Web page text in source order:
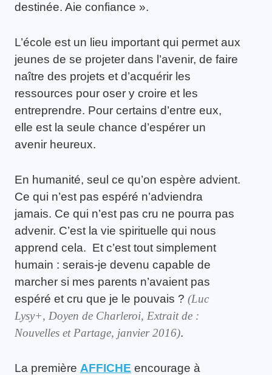
destinée. Aie confiance ».
L’école est un lieu important qui permet aux
jeunes de se projeter dans l’avenir, de faire
naître des projets et d’acquérir les
ressources pour oser y croire et les
entreprendre. Pour certains d’entre eux,
elle est la seule chance d’espérer un
avenir heureux.
En humanité, seul ce qu’on espère advient.
Ce qui n’est pas espéré n’adviendra
jamais. Ce qui n’est pas cru ne pourra pas
advenir. C’est la vie spirituelle qui nous
apprend cela. Et c’est tout simplement
humain : serais-je devenu capable de
marcher si mes parents n’avaient pas
espéré et cru que je le pouvais ? (Luc
Lysy+, Doyen de Charleroi, Extrait de :
Nouvelles et Partage, janvier 2016).
La première AFFICHE encourage à